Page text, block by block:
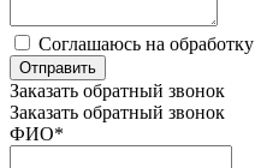
Соглашаюсь на обработку
Отправить
Заказать обратный звонок
Заказать обратный звонок
ФИО*